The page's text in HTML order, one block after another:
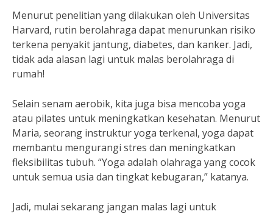
Menurut penelitian yang dilakukan oleh Universitas
Harvard, rutin berolahraga dapat menurunkan risiko
terkena penyakit jantung, diabetes, dan kanker. Jadi,
tidak ada alasan lagi untuk malas berolahraga di
rumah!
Selain senam aerobik, kita juga bisa mencoba yoga
atau pilates untuk meningkatkan kesehatan. Menurut
Maria, seorang instruktur yoga terkenal, yoga dapat
membantu mengurangi stres dan meningkatkan
fleksibilitas tubuh. “Yoga adalah olahraga yang cocok
untuk semua usia dan tingkat kebugaran,” katanya.
Jadi, mulai sekarang jangan malas lagi untuk